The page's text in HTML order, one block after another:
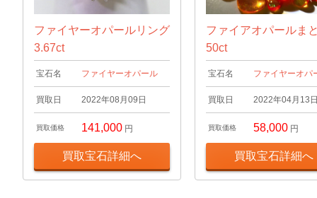
ファイヤーオパールリング
3.67ct
宝石名 ファイヤーオパール
買取日 2022年08月09日
買取価格 141,000 円
買取宝石詳細へ
ファイアオパールま
50ct
宝石名 ファイヤーオパ
買取日 2022年04月13
買取価格 58,000 円
買取宝石詳細へ